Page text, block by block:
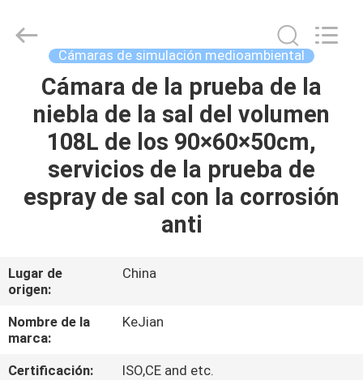
HOGAR
PRODUCTOS
SOBRE
NOSOTROS
VIAJE
DE
LA
FÁBRICA
INSTRUMENT
CO.,LTD.
Cámaras de simulación medioambiental
Cámara de la prueba de la
niebla de la sal del volumen
108L de los 90×60×50cm,
servicios de la prueba de
espray de sal con la corrosión
anti
Lugar de
origen:
China
Nombre de la
marca:
KeJian
Certificación:
ISO,CE and etc.